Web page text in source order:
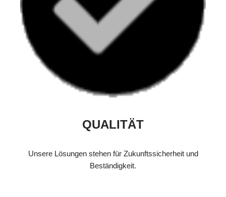
QUALITÄT
Unsere Lösungen stehen für Zukunftssicherheit und
Beständigkeit.